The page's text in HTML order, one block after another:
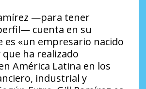
—para tener
cuenta en su
es «un empresario nacido
que ha realizado
América Latina en los
industrial y